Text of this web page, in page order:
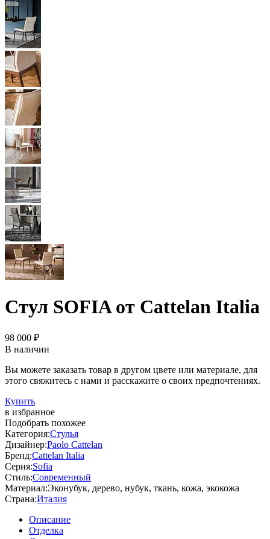
Стул SOFIA от Cattelan Italia
98 000 ₽
В наличии
Вы можете заказать товар в другом цвете или материале, для
этого свяжитесь с нами и расскажите о своих предпочтениях.
Купить
в избранное
Подобрать похожее
Категория:Стулья
Дизайнер:Paolo Cattelan
Бренд:Cattelan Italia
Серия:Sofia
Стиль:Современный
Материал:Эконубук, дерево, нубук, ткань, кожа, экокожа
Страна:Италия
Описание
Отделка